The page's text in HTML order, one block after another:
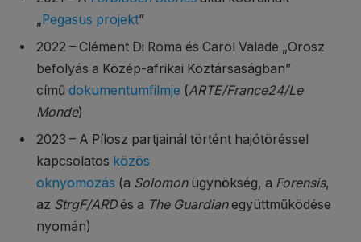
„Pegasus projekt”
2022 – Clément Di Roma és Carol Valade „Orosz
befolyás a Közép-afrikai Köztársaságban”
című dokumentumfilmje (ARTE/France24/Le
Monde)
2023 – A Pílosz partjainál történt hajótöréssel
kapcsolatos közös
oknyomozás (a Solomonügynökség, a Forensis,
az StrgF/ARDés a The Guardianegyüttműködése
nyomán)